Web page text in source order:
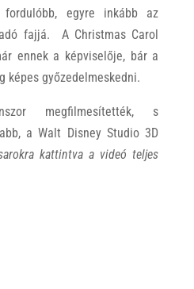
egyre inkább az
fajjá. A Christmas Carol
ennek a képviselője, bár a
képes győzedelmeskedni.
megfilmesítették, s
a Walt Disney Studio 3D
kattintva a videó teljes